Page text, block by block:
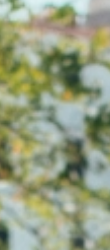
VIŠE INFORMACIJA
VIŠE INFORMACIJA
VIŠE INFORMACIJA